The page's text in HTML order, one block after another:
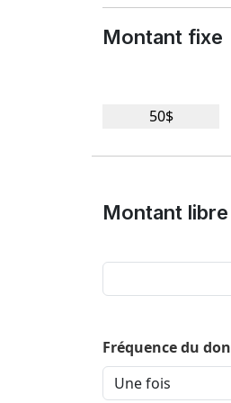
Montant fixe
Montant libre
Fréquence du don